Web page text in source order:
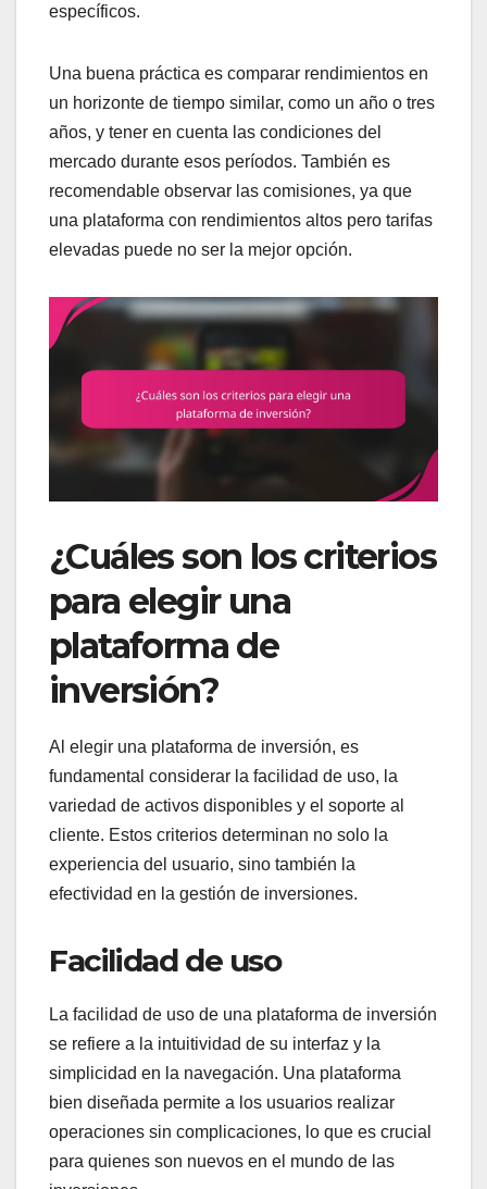
específicos.
Una buena práctica es comparar rendimientos en
un horizonte de tiempo similar, como un año o tres
años, y tener en cuenta las condiciones del
mercado durante esos períodos. También es
recomendable observar las comisiones, ya que
una plataforma con rendimientos altos pero tarifas
elevadas puede no ser la mejor opción.
¿Cuáles son los criterios
para elegir una
plataforma de
inversión?
Al elegir una plataforma de inversión, es
fundamental considerar la facilidad de uso, la
variedad de activos disponibles y el soporte al
cliente. Estos criterios determinan no solo la
experiencia del usuario, sino también la
efectividad en la gestión de inversiones.
Facilidad de uso
La facilidad de uso de una plataforma de inversión
se refiere a la intuitividad de su interfaz y la
simplicidad en la navegación. Una plataforma
bien diseñada permite a los usuarios realizar
operaciones sin complicaciones, lo que es crucial
para quienes son nuevos en el mundo de las